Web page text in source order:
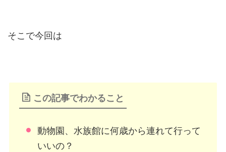
そこで今回は
この記事でわかること
動物園、水族館に何歳から連れて行って
いいの？